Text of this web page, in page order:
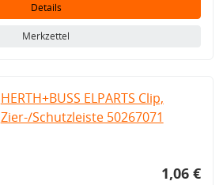
Details
Merkzettel
HERTH+BUSS ELPARTS Clip,
Zier-/Schutzleiste 50267071
1,06 €